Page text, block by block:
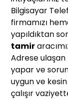
Bilgisayar
firmamızı
yapıldıktan
tamir
Adrese
yapar ve
uygun ve
çalışır